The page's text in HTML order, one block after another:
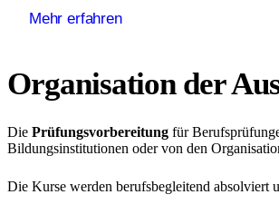
Mehr erfahren
Organisation der
Die Prüfungsvorbereitung für
Bildungsinstitutionen oder von den
Die Kurse werden berufsbegleitend absolviert